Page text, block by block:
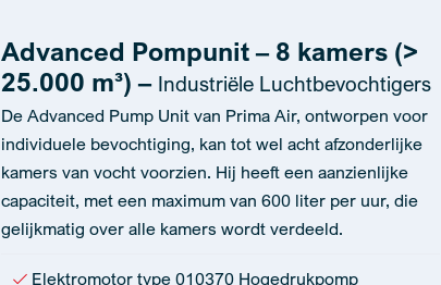
Advanced Pompunit – 8 kamers (>
25.000 m³) – Industriële Luchtbevochtigers
De Advanced Pump Unit van Prima Air, ontworpen voor
individuele bevochtiging, kan tot wel acht afzonderlijke
kamers van vocht voorzien. Hij heeft een aanzienlijke
capaciteit, met een maximum van 600 liter per uur, die
gelijkmatig over alle kamers wordt verdeeld.
Elektromotor type 010370 Hogedrukpomp